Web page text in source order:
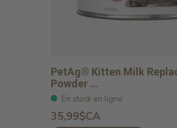
PetAg® Kitten Milk
Powder ...
En stock en ligne
35,99$CA